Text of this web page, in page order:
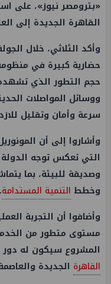
«بترومصر نيوز»، على
القاهرة الجديدة إلى
وأكد الثلاثي، خلال
حضارية كبيرة في
حجم التطور الذي
ووسائل المواصلات
سرعة وأمان وتقليل
وأشاروا إلى أن
التي تعكس توجه
وصديقة للبيئة، بما
وخطط التنمية المستدامة.
وأضافوا أن التجربة
مستوى متطور من
المشروع سيكون له دور
القاهرة الجديدة